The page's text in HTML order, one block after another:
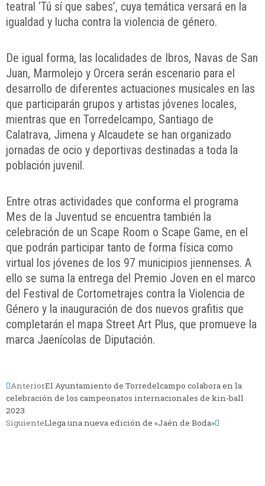
teatral ‘Tú sí que sabes’, cuya temática versará en la
igualdad y lucha contra la violencia de género.
De igual forma, las localidades de Ibros, Navas de San
Juan, Marmolejo y Orcera serán escenario para el
desarrollo de diferentes actuaciones musicales en las
que participarán grupos y artistas jóvenes locales,
mientras que en Torredelcampo, Santiago de
Calatrava, Jimena y Alcaudete se han organizado
jornadas de ocio y deportivas destinadas a toda la
población juvenil.
Entre otras actividades que conforma el programa
Mes de la Juventud se encuentra también la
celebración de un Scape Room o Scape Game, en el
que podrán participar tanto de forma física como
virtual los jóvenes de los 97 municipios jiennenses. A
ello se suma la entrega del Premio Joven en el marco
del Festival de Cortometrajes contra la Violencia de
Género y la inauguración de dos nuevos grafitis que
completarán el mapa Street Art Plus, que promueve la
marca Jaenícolas de Diputación.
AnteriorEl Ayuntamiento de Torredelcampo colabora en la
celebración de los campeonatos internacionales de kin-ball
2023
SiguienteLlega una nueva edición de «Jaén de Boda»